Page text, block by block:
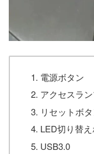
電源ボタン
アクセスラ
リセットボ
LED切り替
USB3.0